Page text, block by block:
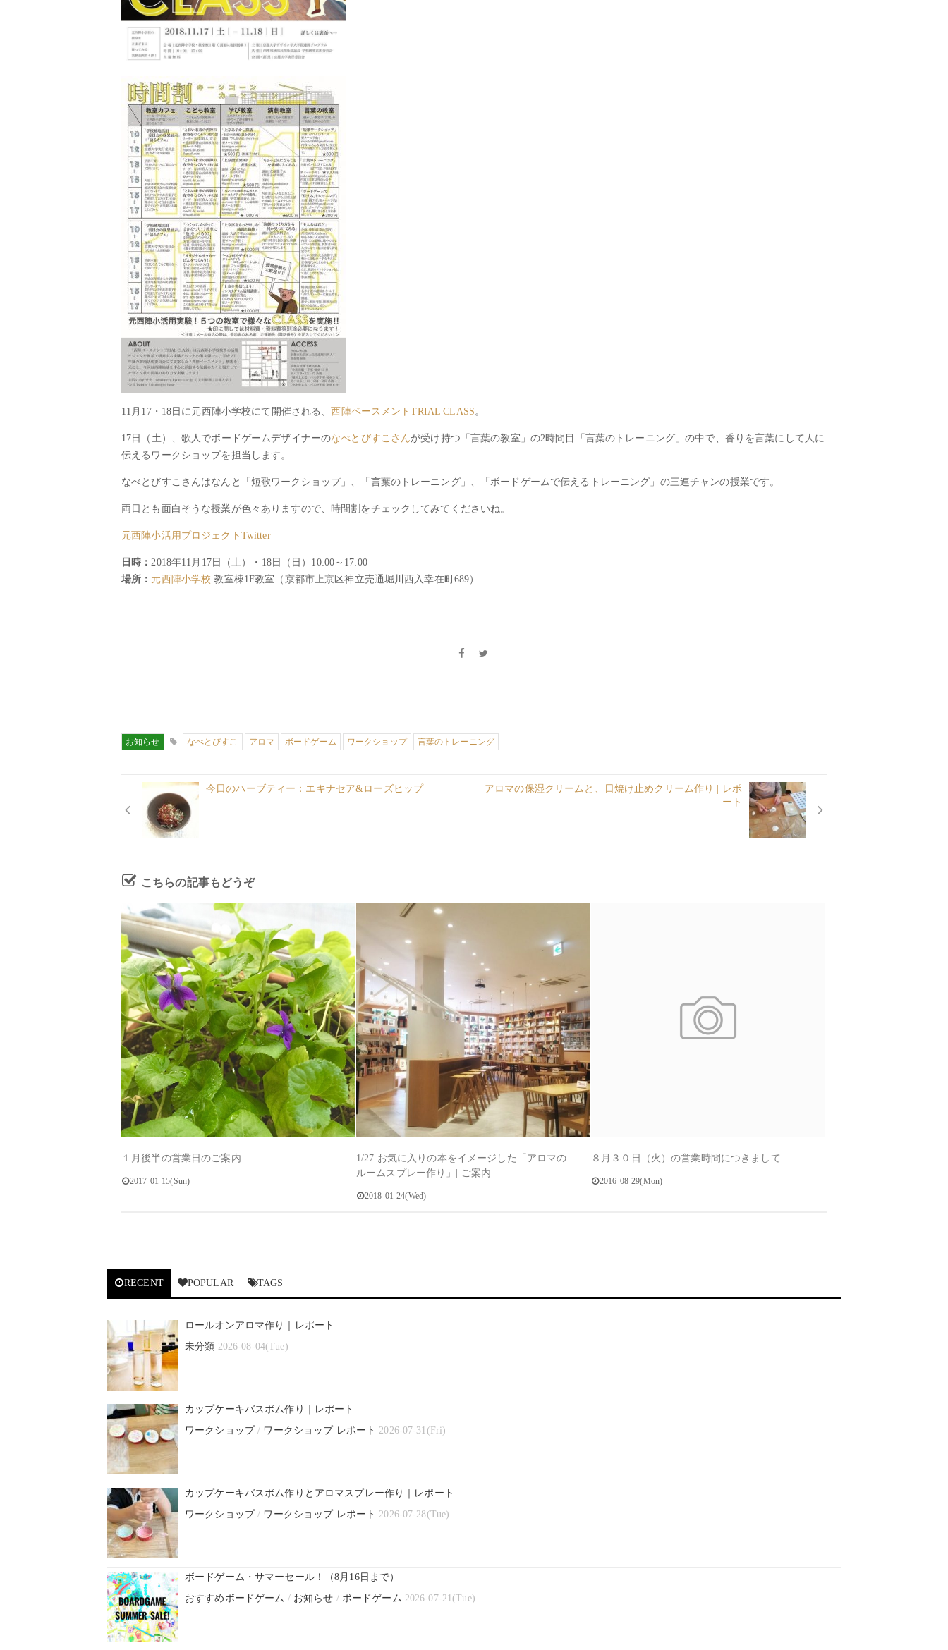
11月17・18日に元西陣小学校にて開催される、 西陣ベースメントTRIAL CLASS 。
17日（土）、歌人でボードゲームデザイナーのなべとびすこさんが受け持つ「言葉の教室」の2時間目「言葉のトレーニング」の中で、香りを言葉にして人に
伝えるワークショップを担当します。
なべとびすこさんはなんと「短歌ワークショップ」、「言葉のトレーニング」、「ボードゲームで伝えるトレーニング」の三連チャンの授業です。
両日とも面白そうな授業が色々ありますので、時間割をチェックしてみてくださいね。
元西陣小活用プロジェクトTwitter
日時： 2018年11月17日（土）・18日（日）10:00～17:00
場所： 元西陣小学校 教室棟1F教室（京都市上京区神立売通堀川西入幸在町689）
お知らせ なべとびすこ アロマ ボードゲーム ワークショップ 言葉のトレーニング
今日のハーブティー：エキナセア&ローズヒップ
アロマの保湿クリームと、日焼け止めクリーム作り | レポ
ート
こちらの記事もどうぞ
１月後半の営業日のご案内
2017-01-15(Sun)
1/27 お気に入りの本をイメージした「アロマの
ルームスプレー作り」| ご案内
2018-01-24(Wed)
８月３０日（火）の営業時間につきまして
2016-08-29(Mon)
RECENT POPULAR TAGS
ロールオンアロマ作り｜レポート
未分類 2026-08-04(Tue)
カップケーキバスボム作り｜レポート
ワークショップ/ ワークショップ レポート 2026-07-31(Fri)
カップケーキバスボム作りとアロマスプレー作り｜レポート
ワークショップ/ ワークショップ レポート 2026-07-28(Tue)
ボードゲーム・サマーセール！（8月16日まで）
おすすめボードゲーム / お知らせ / ボードゲーム 2026-07-21(Tue)